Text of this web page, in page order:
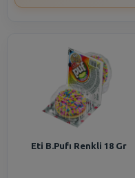
Eti B.Pufı Renkli 18 Gr